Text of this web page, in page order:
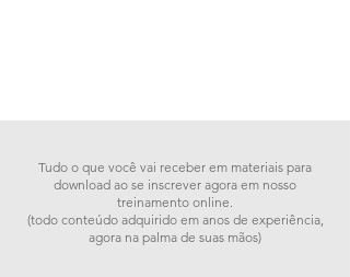
Tudo o que você vai receber em materiais para
download ao se inscrever agora em nosso
treinamento online.
(todo conteúdo adquirido em anos de experiência,
agora na palma de suas mãos)